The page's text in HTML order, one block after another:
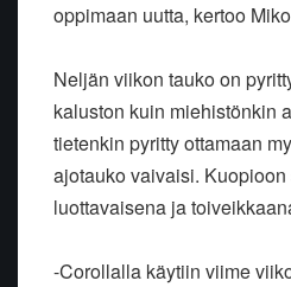
oppimaan uutta, kertoo
Neljän viikon tauko on
kaluston kuin miehistönkin
tietenkin pyritty ottamaan
ajotauko vaivaisi.
luottavaisena ja
-Corollalla käytiin viime